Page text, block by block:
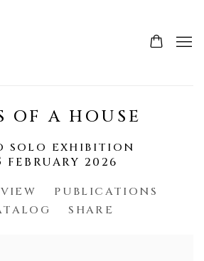
OF A HOUSE
SOLO EXHIBITION
FEBRUARY 2026
PUBLICATIONS
SHARE